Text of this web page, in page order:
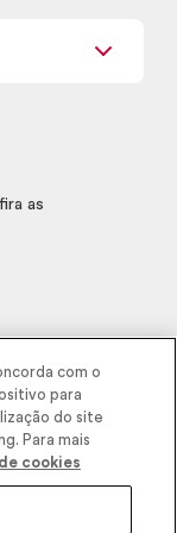
as
com o
para
do site
Para mais
cookies